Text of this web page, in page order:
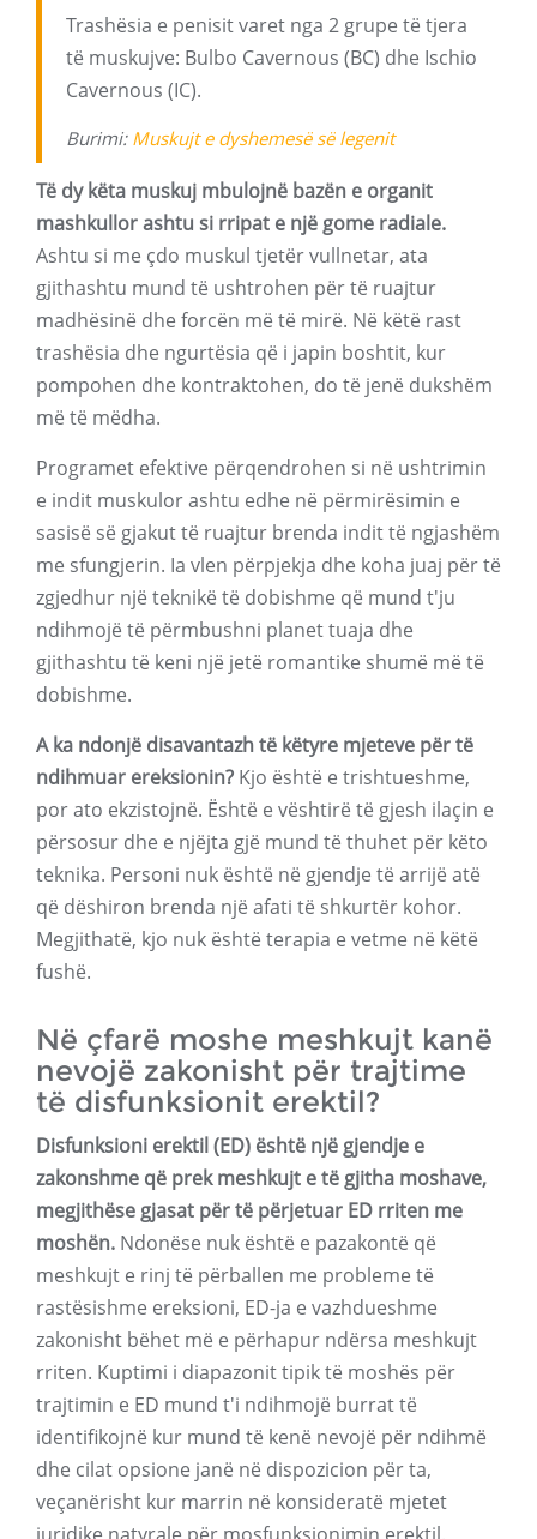
Trashësia e penisit varet nga 2 grupe të tjera
të muskujve: Bulbo Cavernous (BC) dhe Ischio
Cavernous (IC).
Burimi: Muskujt e dyshemesë së legenit
Të dy këta muskuj mbulojnë bazën e organit
mashkullor ashtu si rripat e një gome radiale.
Ashtu si me çdo muskul tjetër vullnetar, ata
gjithashtu mund të ushtrohen për të ruajtur
madhësinë dhe forcën më të mirë. Në këtë rast
trashësia dhe ngurtësia që i japin boshtit, kur
pompohen dhe kontraktohen, do të jenë dukshëm
më të mëdha.
Programet efektive përqendrohen si në ushtrimin
e indit muskulor ashtu edhe në përmirësimin e
sasisë së gjakut të ruajtur brenda indit të ngjashëm
me sfungjerin. Ia vlen përpjekja dhe koha juaj për të
zgjedhur një teknikë të dobishme që mund t'ju
ndihmojë të përmbushni planet tuaja dhe
gjithashtu të keni një jetë romantike shumë më të
dobishme.
A ka ndonjë disavantazh të këtyre mjeteve për të
ndihmuar ereksionin? Kjo është e trishtueshme,
por ato ekzistojnë. Është e vështirë të gjesh ilaçin e
përsosur dhe e njëjta gjë mund të thuhet për këto
teknika. Personi nuk është në gjendje të arrijë atë
që dëshiron brenda një afati të shkurtër kohor.
Megjithatë, kjo nuk është terapia e vetme në këtë
fushë.
Në çfarë moshe meshkujt kanë
nevojë zakonisht për trajtime
të disfunksionit erektil?
Disfunksioni erektil (ED) është një gjendje e
zakonshme që prek meshkujt e të gjitha moshave,
megjithëse gjasat për të përjetuar ED rriten me
moshën. Ndonëse nuk është e pazakontë që
meshkujt e rinj të përballen me probleme të
rastësishme ereksioni, ED-ja e vazhdueshme
zakonisht bëhet më e përhapur ndërsa meshkujt
rriten. Kuptimi i diapazonit tipik të moshës për
trajtimin e ED mund t'i ndihmojë burrat të
identifikojnë kur mund të kenë nevojë për ndihmë
dhe cilat opsione janë në dispozicion për ta,
veçanërisht kur marrin në konsideratë mjetet